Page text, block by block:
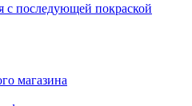
с последующей покраской
магазина